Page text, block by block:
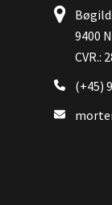
9400
CVR.:
(+45)